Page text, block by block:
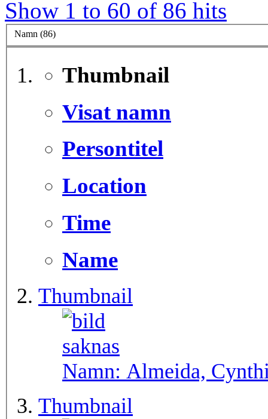
Show 1 to 60 of 86 hits
Namn (86)
Thumbnail
Visat namn
Persontitel
Location
Time
Name
Thumbnail
Namn: Almeida,
Thumbnail